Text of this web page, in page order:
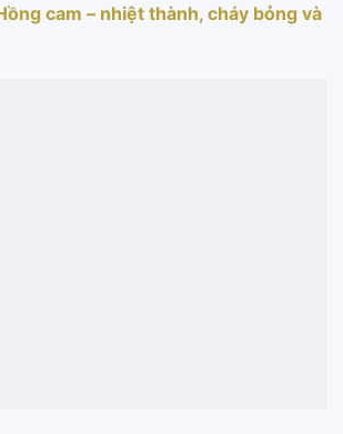
cam – nhiệt thành, cháy bỏng và